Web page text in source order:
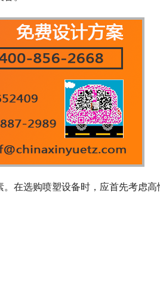
在选购喷塑设备时，应首先考虑高